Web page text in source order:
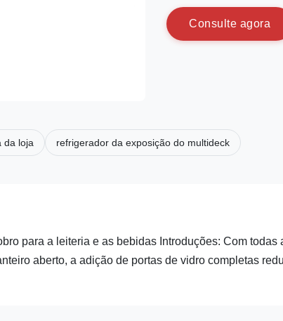
Consu te agora
da loja refrigerador da exposição do multideck
para a leiteria e as bebidas Introduções: Com todas
aberto, a adição de portas de vidro completas